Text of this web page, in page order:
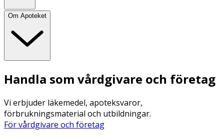
Om Apoteket
Handla som vårdgivare och företag
Vi erbjuder läkemedel, apoteksvaror,
förbrukningsmaterial och utbildningar.
För vårdgivare och företag